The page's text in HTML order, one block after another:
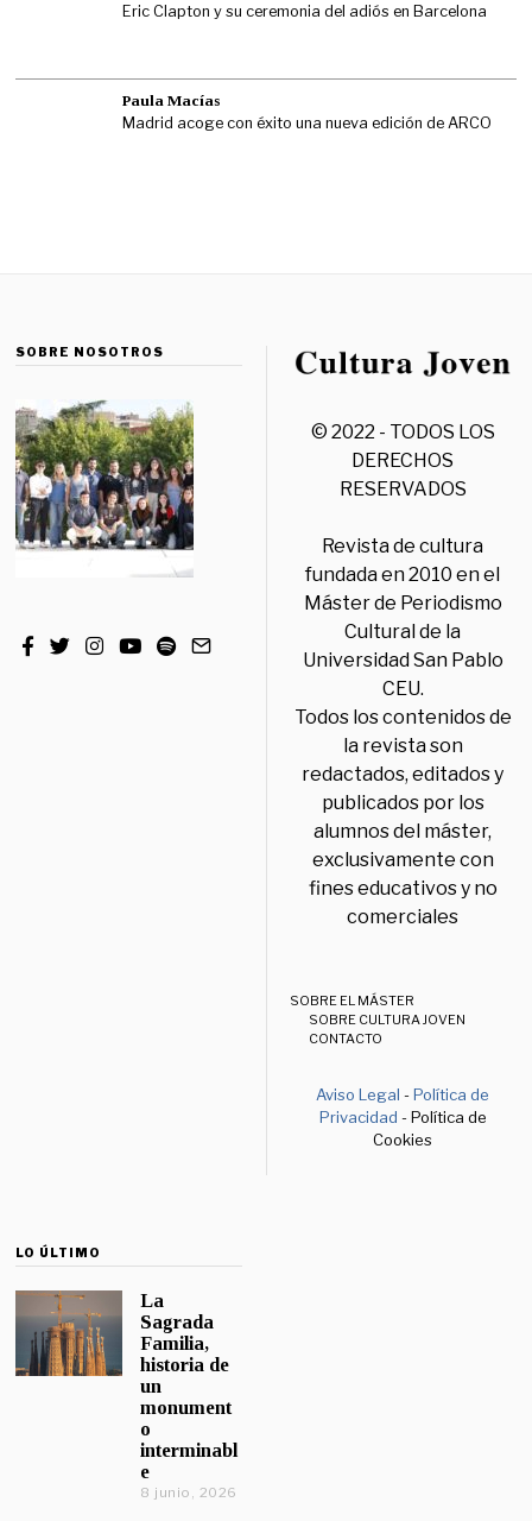
Eric Clapton y su ceremonia del adiós en Barcelona
Paula Macías
Madrid acoge con éxito una nueva edición de ARCO
SOBRE NOSOTROS
© 2022 - TODOS LOS
DERECHOS
RESERVADOS
Revista de cultura
fundada en 2010 en el
Máster de Periodismo
Cultural de la
Universidad San Pablo
CEU.
Todos los contenidos de
la revista son
redactados, editados y
publicados por los
alumnos del máster,
exclusivamente con
fines educativos y no
comerciales
SOBRE EL MÁSTER
SOBRE CULTURA JOVEN
CONTACTO
Aviso Legal -Política de
Privacidad - Política de
Cookies
LO ÚLTIMO
La
Sagrada
Familia,
historia de
un
monument
o
interminabl
e
8 junio, 2026